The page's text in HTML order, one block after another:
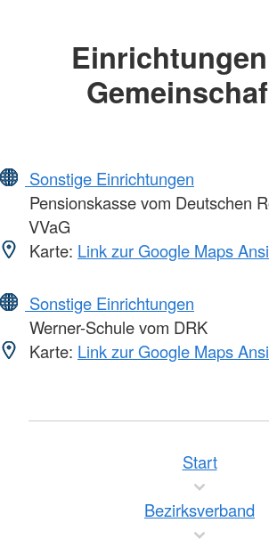
Sonstige Einrichtungen
Pensionskasse vom Deutschen
VVaG
Karte: Link zur Google Maps
Sonstige Einrichtungen
Werner-Schule vom DRK
Karte: Link zur Google Maps
Start
Bezirksverband